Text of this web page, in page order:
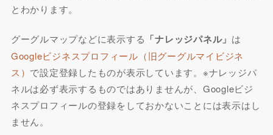
とわかります。
グーグルマップなどに表示する 「ナレッジパネル」 は
Googleビジネスプロフィール（旧グーグルマイビジネ
ス） で設定登録したものが表示しています。※ナレッジパ
ネルは必ず表示するものではありませんが、Googleビジ
ネスプロフィールの登録をしておかないことには表示はし
ません。